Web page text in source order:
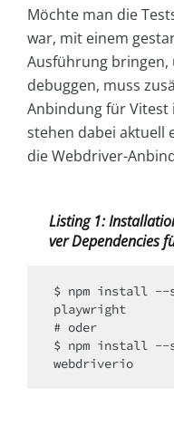
Möchte man die
war, mit einem
Ausführung bringen,
debuggen, muss
Anbindung für Vitest
stehen dabei aktuell
die Webdriver-
Listing 1:
ver Dependencies
$ npm install --
playwright
# oder
$ npm install --